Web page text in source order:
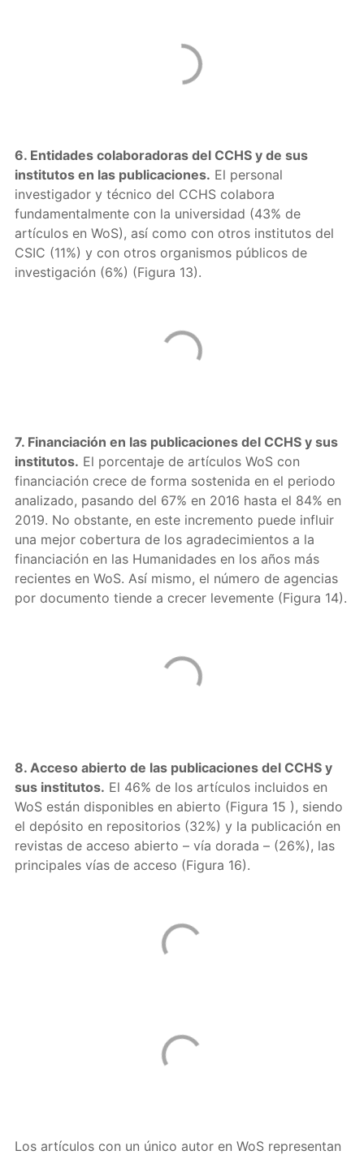
6. Entidades colaboradoras del CCHS y de sus
institutos en las publicaciones. El personal
investigador y técnico del CCHS colabora
fundamentalmente con la universidad (43% de
artículos en WoS), así como con otros institutos del
CSIC (11%) y con otros organismos públicos de
investigación (6%) (Figura 13).
7. Financiación en las publicaciones del CCHS y sus
institutos. El porcentaje de artículos WoS con
financiación crece de forma sostenida en el periodo
analizado, pasando del 67% en 2016 hasta el 84% en
2019. No obstante, en este incremento puede influir
una mejor cobertura de los agradecimientos a la
financiación en las Humanidades en los años más
recientes en WoS. Así mismo, el número de agencias
por documento tiende a crecer levemente (Figura 14).
8. Acceso abierto de las publicaciones del CCHS y
sus institutos. El 46% de los artículos incluidos en
WoS están disponibles en abierto (Figura 15 ), siendo
el depósito en repositorios (32%) y la publicación en
revistas de acceso abierto – vía dorada – (26%), las
principales vías de acceso (Figura 16).
Los artículos con un único autor en WoS representan